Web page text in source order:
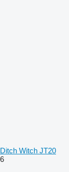
Ditch Witch JT20
6